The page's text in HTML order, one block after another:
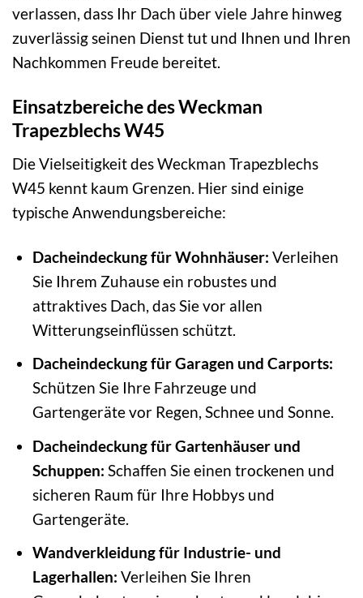
verlassen, dass Ihr Dach über viele Jahre hinweg
zuverlässig seinen Dienst tut und Ihnen und Ihren
Nachkommen Freude bereitet.
Einsatzbereiche des Weckman
Trapezblechs W45
Die Vielseitigkeit des Weckman Trapezblechs
W45 kennt kaum Grenzen. Hier sind einige
typische Anwendungsbereiche:
Dacheindeckung für Wohnhäuser: Verleihen
Sie Ihrem Zuhause ein robustes und
attraktives Dach, das Sie vor allen
Witterungseinflüssen schützt.
Dacheindeckung für Garagen und Carports:
Schützen Sie Ihre Fahrzeuge und
Gartengeräte vor Regen, Schnee und Sonne.
Dacheindeckung für Gartenhäuser und
Schuppen: Schaffen Sie einen trockenen und
sicheren Raum für Ihre Hobbys und
Gartengeräte.
Wandverkleidung für Industrie- und
Lagerhallen: Verleihen Sie Ihren